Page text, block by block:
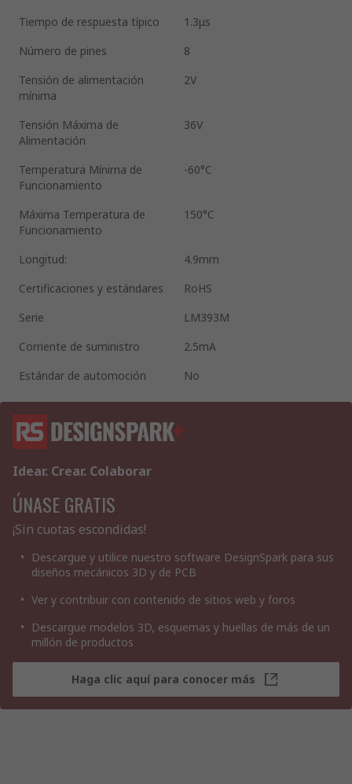
Tiempo de respuesta típico
1.3μs
Número de pines
8
Tensión de alimentación
mínima
2V
Tensión Máxima de
Alimentación
36V
Temperatura Mínima de
Funcionamiento
-60°C
Máxima Temperatura de
Funcionamiento
150°C
Longitud:
4.9mm
Certificaciones y estándares
RoHS
Serie
LM393M
Corriente de suministro
2.5mA
Estándar de automoción
No
Idear. Crear. Colaborar
ÚNASE GRATIS
¡Sin cuotas escondidas!
Descargue y utilice nuestro software DesignSpark para sus
diseños mecánicos 3D y de PCB
Ver y contribuir con contenido de sitios web y foros
Descargue modelos 3D, esquemas y huellas de más de un
millón de productos
Haga clic aquí para conocer más